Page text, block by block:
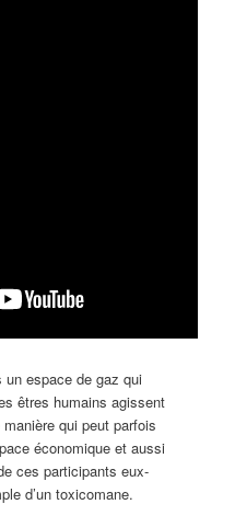
un espace de gaz qui
êtres humains agissent
manière qui peut parfois
économique et aussi
ces participants eux-
d’un toxicomane.